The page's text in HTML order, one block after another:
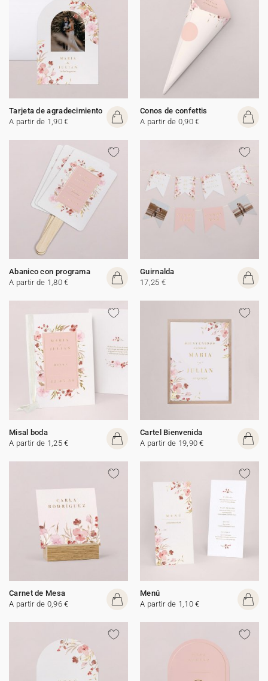
Tarjeta de agradecimiento
A partir de 1,90 €
Conos de confettis
A partir de 0,90 €
Abanico con programa
A partir de 1,80 €
Guirnalda
17,25 €
Misal boda
A partir de 1,25 €
Cartel Bienvenida
A partir de 19,90 €
Carnet de Mesa
A partir de 0,96 €
Menú
A partir de 1,10 €